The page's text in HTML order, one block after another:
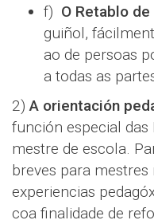
f) O Retablo
guiñol,
ao de persoas
a todas as
2)A orientación
función especial
mestre de escola.
breves para
experiencias
coa finalidade de